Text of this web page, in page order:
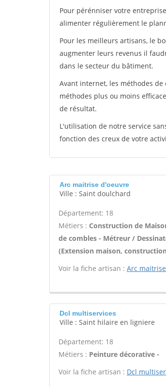
Pour pérénniser votre
alimenter régulièrement le
Pour les meilleurs artisans, le
augmenter leurs revenus il
dans le secteur du bâtiment.
Avant internet, les méthodes
méthodes plus ou moins
de résultat.
L'utilisation de notre service
fonction des creux de votre
Arc maitrise d'oeuvre
Ville : Saint doulchard
Département: 18
Métiers : Construction de
de combles - Métreur /
(Extension maison,
Voir la fiche artisan : Arc
Dcl multiservices
Ville : Saint hilaire en ligniere
Département: 18
Métiers : Peinture décorative -
Voir la fiche artisan : Dcl